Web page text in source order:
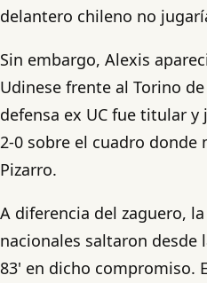
delantero chileno no
Sin embargo, Alexis
Udinese frente al Torino
defensa ex UC fue titular
2-0 sobre el cuadro donde
Pizarro.
A diferencia del zaguero,
nacionales saltaron desde
83' en dicho compromiso.